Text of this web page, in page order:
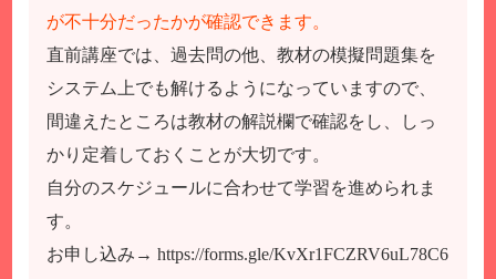
が不十分だったかが確認できます。
直前講座では、過去問の他、教材の模擬問題集を
システム上でも解けるようになっていますので、
間違えたところは教材の解説欄で確認をし、しっ
かり定着しておくことが大切です。
自分のスケジュールに合わせて学習を進められま
す。
お申し込み→https://forms.gle/KvXr1FCZRV6uL78C6